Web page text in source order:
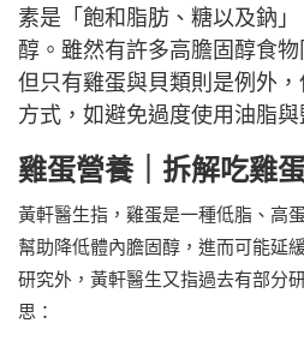
素是「飽和脂肪、糖以及鈉
醇。雖然有許多高膽固醇食物
但只有雞蛋與貝類則是例外
方式，如避免過度使用油脂與
雞蛋營養｜拆解吃雞
黃軒醫生指，雞蛋是一種低脂、高
幫助降低體內膽固醇，進而可能延
研究外，黃軒醫生又指過去有部分
思：